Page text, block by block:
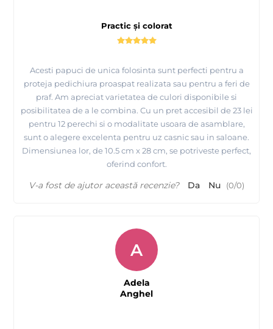
Practic și colorat
Acesti papuci de unica folosinta sunt perfecti pentru a
proteja pedichiura proaspat realizata sau pentru a feri de
praf. Am apreciat varietatea de culori disponibile si
posibilitatea de a le combina. Cu un pret accesibil de 23 lei
pentru 12 perechi si o modalitate usoara de asamblare,
sunt o alegere excelenta pentru uz casnic sau in saloane.
Dimensiunea lor, de 10.5 cm x 28 cm, se potriveste perfect,
oferind confort.
V-a fost de ajutor această recenzie? Da Nu (0/0)
A
Adela
Anghel